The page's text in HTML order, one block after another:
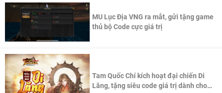
MU Lục Địa VNG ra mắt, gửi tặng game
thủ bộ Code cực giá trị
Tam Quốc Chí kích hoạt đại chiến Di
Lăng, tặng siêu code giá trị dành cho